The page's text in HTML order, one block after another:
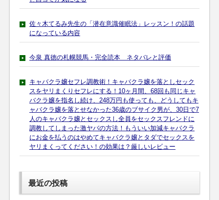
佐々木てるみ先生の「潜在意識催眠法」レッスン！の話題
になっている内容
今泉 真徳の札幌競馬・完全読本 ネタバレと評価
キャバクラ嬢セフレ調教術！キャバクラ嬢を落としセック
スをヤリまくりセフレにする！10ヶ月間、68回も同じキャ
バクラ嬢を指名し続け、248万円も使っても、どうしてもキ
ャバクラ嬢を落とせなかった36歳のブサイク男が、30日で7
人のキャバクラ嬢とセックスし全員をセックスフレンドに
調教してしまった激ヤバの方法！もういい加減キャバクラ
にお金を払うのはやめてキャバクラ嬢とタダでセックスを
ヤリまくってください！の効果は？厳しいレビュー
最近の投稿